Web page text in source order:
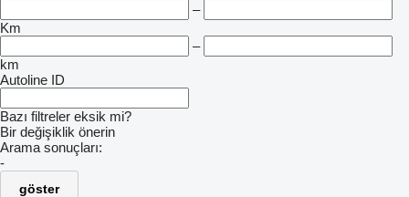
–
Km
–
km
Autoline ID
Bazı filtreler eksik mi?
Bir değişiklik önerin
Arama sonuçları:
-
göster